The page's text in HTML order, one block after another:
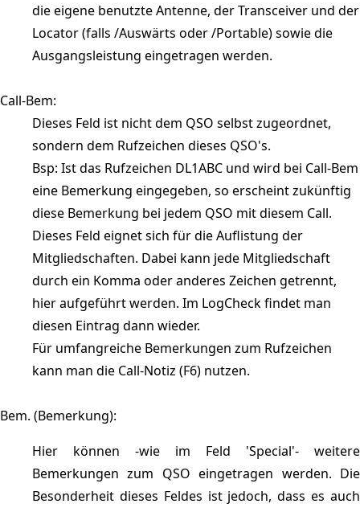
die eigene benutzte Antenne, der Transceiver und der
Locator (falls /Auswärts oder /Portable) sowie die
Ausgangsleistung eingetragen werden.
Call-Bem:
Dieses Feld ist nicht dem QSO selbst zugeordnet,
sondern dem Rufzeichen dieses QSO's.
Bsp: Ist das Rufzeichen DL1ABC und wird bei Call-Bem
eine Bemerkung eingegeben, so erscheint zukünftig
diese Bemerkung bei jedem QSO mit diesem Call.
Dieses Feld eignet sich für die Auflistung der
Mitgliedschaften. Dabei kann jede Mitgliedschaft
durch ein Komma oder anderes Zeichen getrennt,
hier aufgeführt werden. Im LogCheck findet man
diesen Eintrag dann wieder.
Für umfangreiche Bemerkungen zum Rufzeichen
kann man die Call-Notiz (F6) nutzen.
Bem. (Bemerkung):
Hier können -wie im Feld 'Special'- weitere
Bemerkungen zum QSO eingetragen werden. Die
Besonderheit dieses Feldes ist jedoch, dass es auch